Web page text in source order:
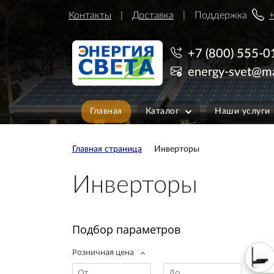
Контакты Доставка Поддержка
+7 (800) 555-
energy-
Главная Каталог Наши услуги
Главная страница Инверторы
Инверторы
Подбор параметров
Розничная цена